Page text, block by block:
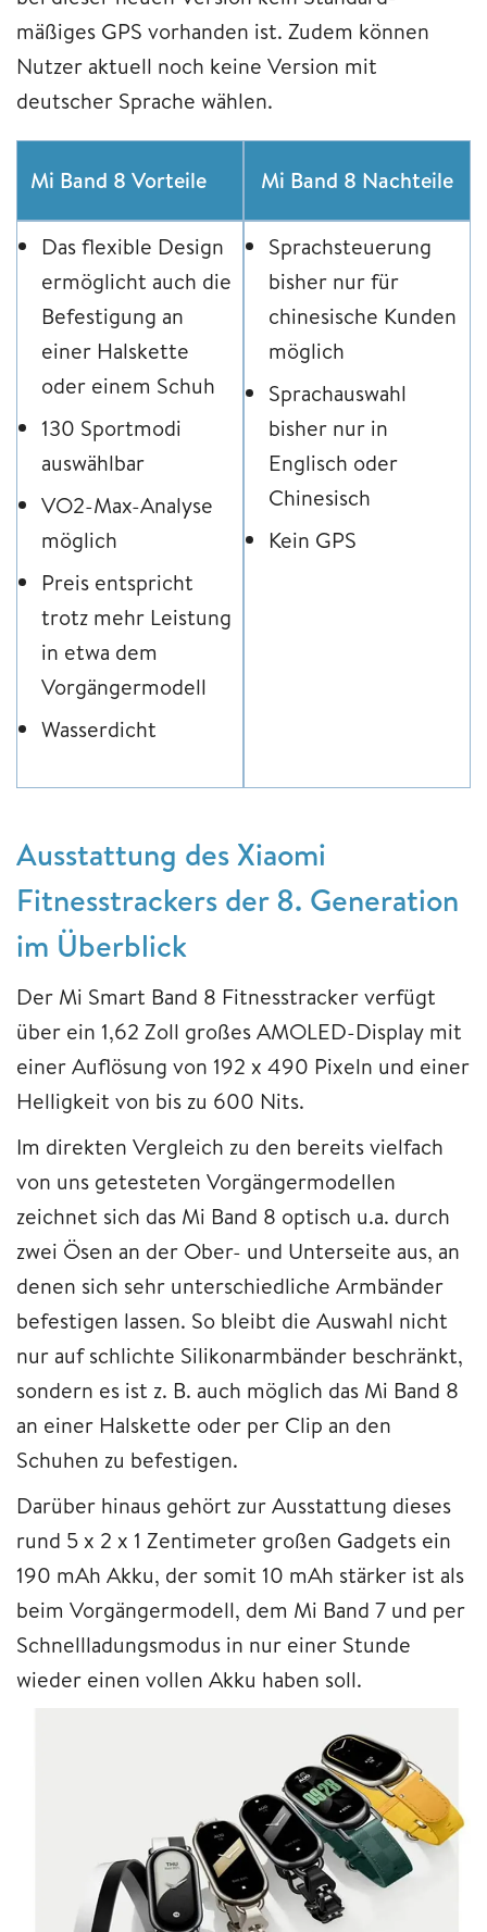
mäßiges GPS vorhanden ist. Zudem können
Nutzer aktuell noch keine Version mit
deutscher Sprache wählen.
Mi Band 8 Vorteile Mi Band 8 Nachteile
Das flexible Design
ermöglicht auch die
Befestigung an
einer Halskette
oder einem Schuh
130 Sportmodi
auswählbar
VO2-Max-Analyse
möglich
Preis entspricht
trotz mehr Leistung
in etwa dem
Vorgängermodell
Wasserdicht
Sprachsteuerung
bisher nur für
chinesische Kunden
möglich
Sprachauswahl
bisher nur in
Englisch oder
Chinesisch
Kein GPS
Ausstattung des Xiaomi
Fitnesstrackers der 8. Generation
im Überblick
Der Mi Smart Band 8 Fitnesstracker verfügt
über ein 1,62 Zoll großes AMOLED-Display mit
einer Auflösung von 192 x 490 Pixeln und einer
Helligkeit von bis zu 600 Nits.
Im direkten Vergleich zu den bereits vielfach
von uns getesteten Vorgängermodellen
zeichnet sich das Mi Band 8 optisch u.a. durch
zwei Ösen an der Ober- und Unterseite aus, an
denen sich sehr unterschiedliche Armbänder
befestigen lassen. So bleibt die Auswahl nicht
nur auf schlichte Silikonarmbänder beschränkt,
sondern es ist z. B. auch möglich das Mi Band 8
an einer Halskette oder per Clip an den
Schuhen zu befestigen.
Darüber hinaus gehört zur Ausstattung dieses
rund 5 x 2 x 1 Zentimeter großen Gadgets ein
190 mAh Akku, der somit 10 mAh stärker ist als
beim Vorgängermodell, dem Mi Band 7 und per
Schnellladungsmodus in nur einer Stunde
wieder einen vollen Akku haben soll.